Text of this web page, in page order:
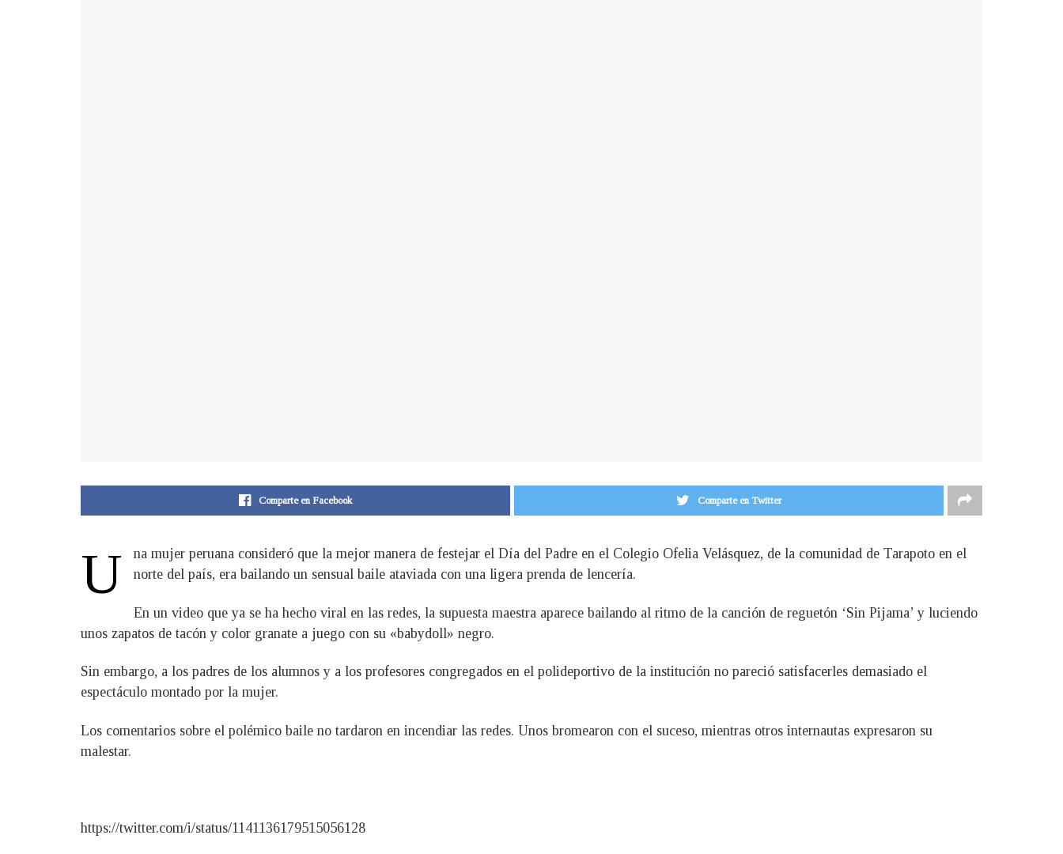
Comparte en Facebook Comparte en Twitter
U
na mujer peruana consideró que la mejor manera de festejar el Día del Padre en el Colegio Ofelia Velásquez, de la comunidad de Tarapoto en el
norte del país, era bailando un sensual baile ataviada con una ligera prenda de lencería.
En un video que ya se ha hecho viral en las redes, la supuesta maestra aparece bailando al ritmo de la canción de reguetón ‘Sin Pijama’ y luciendo
unos zapatos de tacón y color granate a juego con su «babydoll» negro.
Sin embargo, a los padres de los alumnos y a los profesores congregados en el polideportivo de la institución no pareció satisfacerles demasiado el
espectáculo montado por la mujer.
Los comentarios sobre el polémico baile no tardaron en incendiar las redes. Unos bromearon con el suceso, mientras otros internautas expresaron su
malestar.
https://twitter.com/i/status/1141136179515056128